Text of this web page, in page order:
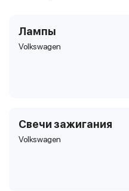
Лампы
Volkswagen
Свечи зажигания
Volkswagen